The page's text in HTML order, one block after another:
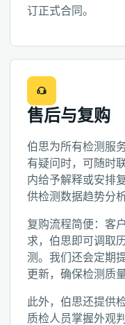
订正式合同。
售后与复购
伯思为所有检测服
有疑问时，可随时
内给予解释或安排
供检测数据趋势分
复购流程简便：客
求，伯思即可调取
测。我们还会定期
更新，确保检测质
此外，伯思还提供
质检人员掌握外观